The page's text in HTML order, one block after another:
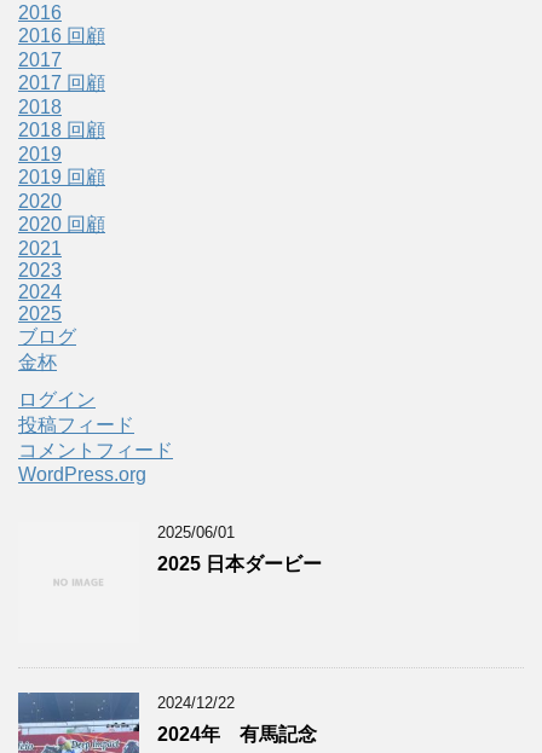
2016
2016 回顧
2017
2017 回顧
2018
2018 回顧
2019
2019 回顧
2020
2020 回顧
2021
2023
2024
2025
ブログ
金杯
ログイン
投稿フィード
コメントフィード
WordPress.org
2025/06/01
2025 日本ダービー
2024/12/22
2024年 有馬記念